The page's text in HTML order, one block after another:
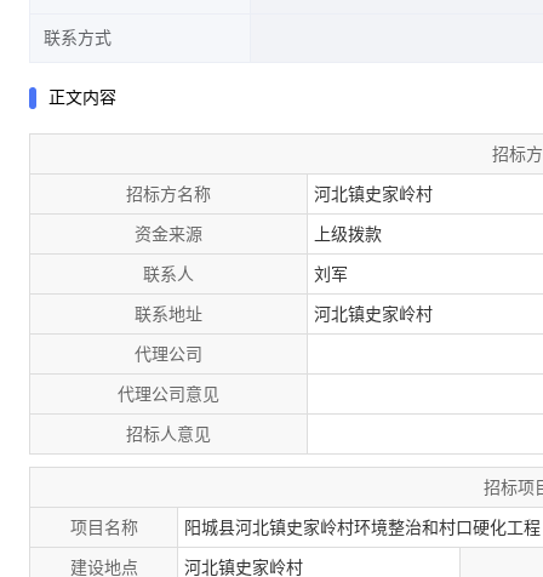
联系方式
正文内容
招标
招标方名称 河北镇史家岭村
资金来源 上级拨款
联系人 刘军
联系地址 河北镇史家岭村
代理公司
代理公司意见
招标人意见
招标项
项目名称 阳城县河北镇史家岭村环境整治和村口硬化工程
建设地点 河北镇史家岭村